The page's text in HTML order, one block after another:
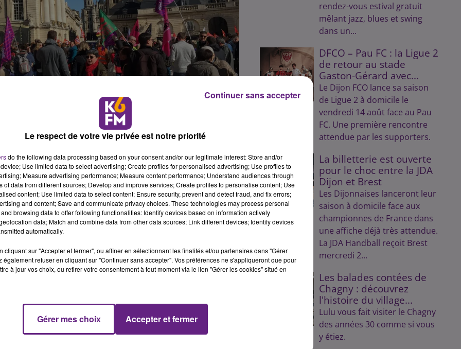
les organisateurs. Les manifestants réclamaient
de la Place de la Libération et s’est ensuite dirigé vers
a été assez touché ce mardi en Côte d’Or et de
fermées à Dijon, à Gevrey Chambertin, Ahuy,
à la grève dans les établissements secondaires. Le
de participation des professeurs grévistes :
(toutes académies)
(toutes académies)
(toutes académies).
rendez-vous estival gratuit
mêlant jazz, blues et swing
dans un...
DFCO – Pau FC : la Ligue 2
de retour au stade
Gaston-Gérard avec...
Le Dijon FCO lance sa saison
de Ligue 2 à domicile le
vendredi 14 août face au Pau
FC. Une première rencontre
attendue par les supporters.
La billetterie est ouverte
pour le choc entre la JDA
Dijon et Brest
Les Dijonnaises lanceront leur
saison à domicile face aux
championnes de France dans
une affiche déjà très attendue.
La JDA Handball reçoit Brest
mercredi 2...
Les balades contées de
Chagny : découvrez
l'histoire du village...
Lulu vous fait visiter le Chagny
des années 30 comme si vous
y étiez.
Le respect de votre vie privée est notre priorité
do the following data processing based on your consent and/or our legitimate interest: Store and/or
Use limited data to select advertising; Create profiles for personalised advertising; Use profiles to
Measure advertising performance; Measure content performance; Understand audiences through
of data from different sources; Develop and improve services; Create profiles to personalise content; Use
content; Use limited data to select content; Ensure security, prevent and detect fraud, and fix errors;
and content; Save and communicate privacy choices. These technologies may process personal
browsing data to offer following functionalities: Identify devices based on information actively
data; Match and combine data from other data sources; Link different devices; Identify devices
automatically.
cliquant sur "Accepter et fermer", ou affiner en sélectionnant les finalités et/ou partenaires dans "Gérer
également refuser en cliquant sur "Continuer sans accepter". Vos préférences ne s'appliqueront que pour
à jour vos choix, ou retirer votre consentement à tout moment via le lien "Gérer les cookies" situé en
Gérer mes choix Accepter et fermer
Continuer sans accepter